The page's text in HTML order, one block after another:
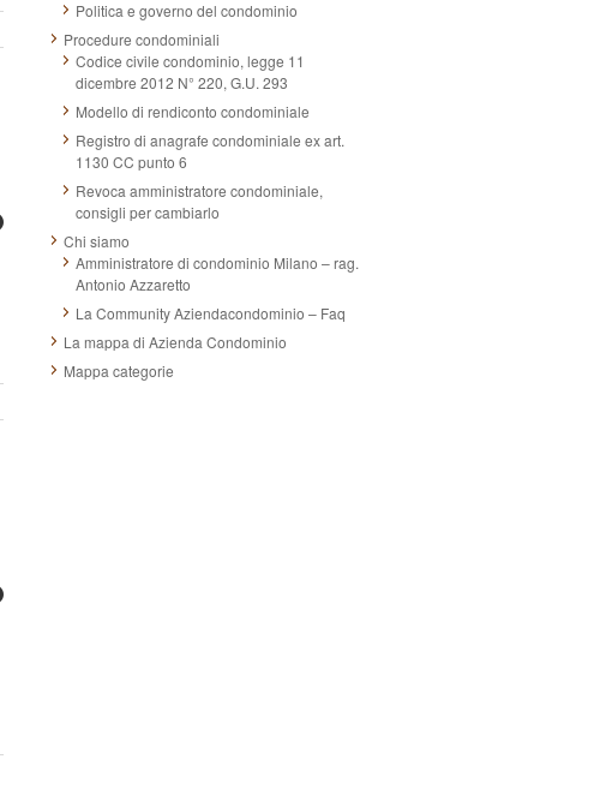
Politica e governo del condominio
Procedure condominiali
Codice civile condominio, legge 11
dicembre 2012 N° 220, G.U. 293
Modello di rendiconto condominiale
Registro di anagrafe condominiale ex art.
1130 CC punto 6
Revoca amministratore condominiale,
consigli per cambiarlo
Chi siamo
Amministratore di condominio Milano – rag.
Antonio Azzaretto
La Community Aziendacondominio – Faq
La mappa di Azienda Condominio
Mappa categorie